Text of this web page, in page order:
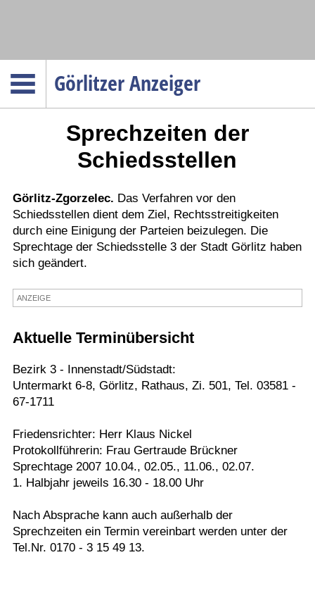
Görlitzer Anzeiger
Gesellschaft
Wirtschaft
Service
Verkehr
Gesundheit
Kultur
Termine
Sprechzeiten der
Schiedsstellen
Görlitz-Zgorzelec. Das Verfahren vor den
Schiedsstellen dient dem Ziel, Rechtsstreitigkeiten
durch eine Einigung der Parteien beizulegen. Die
Sprechtage der Schiedsstelle 3 der Stadt Görlitz haben
sich geändert.
ANZEIGE
Aktuelle Terminübersicht
Bezirk 3 - Innenstadt/Südstadt:
Untermarkt 6-8, Görlitz, Rathaus, Zi. 501, Tel. 03581 -
67-1711
Friedensrichter: Herr Klaus Nickel
Protokollführerin: Frau Gertraude Brückner
Sprechtage 2007 10.04., 02.05., 11.06., 02.07.
1. Halbjahr jeweils 16.30 - 18.00 Uhr
Nach Absprache kann auch außerhalb der
Sprechzeiten ein Termin vereinbart werden unter der
Tel.Nr. 0170 - 3 15 49 13.